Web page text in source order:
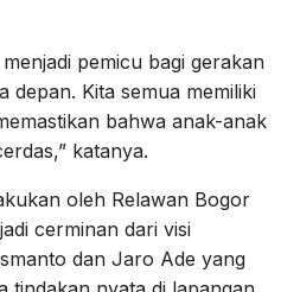
pemicu bagi gerakan
depan. Kita semua memiliki
bahwa anak-anak
katanya.
oleh Relawan Bogor
cerminan dari visi
dan Jaro Ade yang